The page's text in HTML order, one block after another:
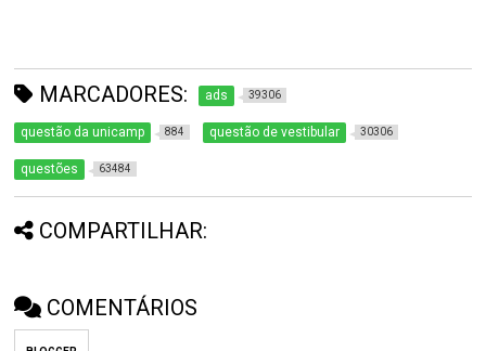
MARCADORES: ads 39306
questão da unicamp 884 questão de vestibular 30306
questões 63484
COMPARTILHAR:
COMENTÁRIOS